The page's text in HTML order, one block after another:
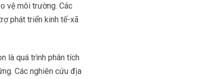
vệ môi trường. Các
phát triển kinh tế-xã
là quá trình phân tích
Các nghiên cứu địa